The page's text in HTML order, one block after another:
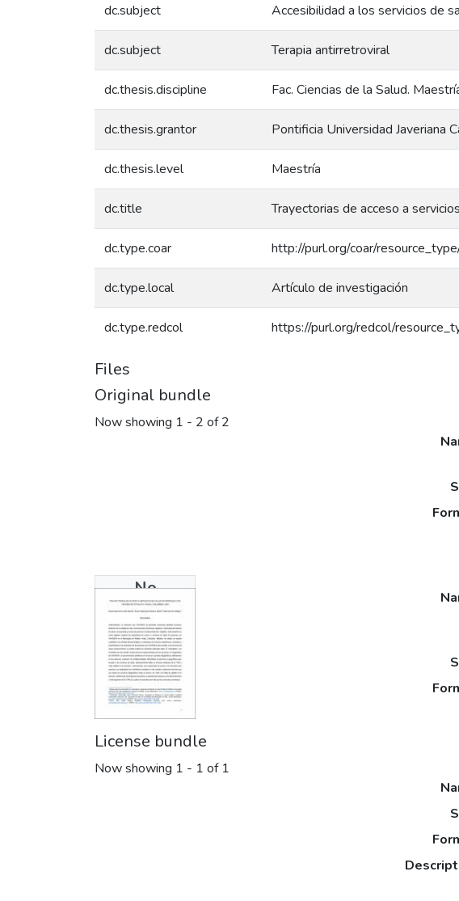
dc.subject Accesibilidad a los servicios de
dc.subject Terapia antirretroviral
dc.thesis.discipline Fac. Ciencias de la Salud.
dc.thesis.grantor Pontificia Universidad Javeriana
dc.thesis.level Maestría
dc.title Trayectorias de acceso a
dc.type.coar http://purl.org/coar/
dc.type.local Artículo de investigación
dc.type.redcol https://purl.org/redcol/
Files
Original bundle
Now showing 1 - 2 of 2
No
Thumbnail
Available
License bundle
Now showing 1 - 1 of 1